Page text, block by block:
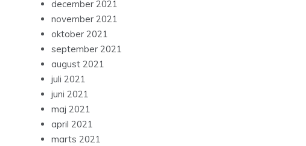
december 2021
november 2021
oktober 2021
september 2021
august 2021
juli 2021
juni 2021
maj 2021
april 2021
marts 2021